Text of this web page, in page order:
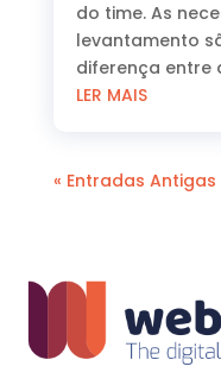
do time. As
levantamento
diferença entre
LER MAIS
« Entradas Antigas